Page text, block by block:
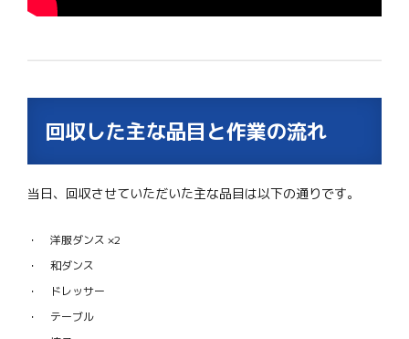
回収した主な品目と作業の流れ
当日、回収させていただいた主な品目は以下の通りです。
洋服ダンス ×2
和ダンス
ドレッサー
テーブル